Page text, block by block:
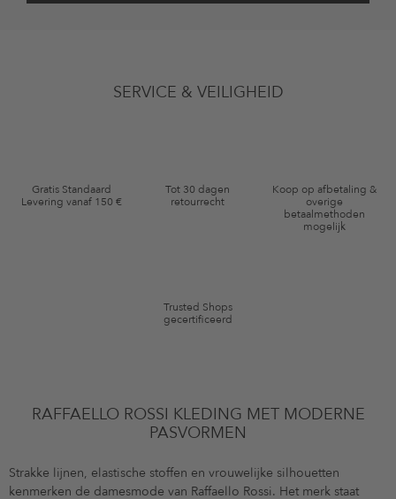
gegevens gebruikt voor reclamedoeleinden conform de bepalingen
Waardebonvoorwaarden
*De kortingsbon is vanaf de registratie 60 dagen eenmalig geldig. Niet
geldig op de categorie kleding en pre-loved artikelen. Bepaalde merken
SERVICE & VEILIGHEID
Gratis Standaard
Levering vanaf 150 €
Tot 30 dagen
retourrecht
Koop op afbetaling &
overige
betaalmethoden
mogelijk
Trusted Shops
gecertificeerd
RAFFAELLO ROSSI KLEDING MET MODERNE
PASVORMEN
Strakke lijnen, elastische stoffen en vrouwelijke silhouetten
kenmerken de damesmode van Raffaello Rossi. Het merk staat